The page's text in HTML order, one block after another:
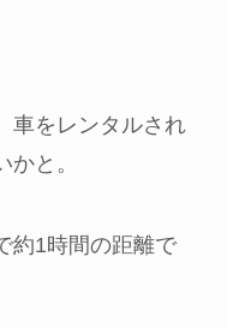
車をレンタルされ
と。
約1時間の距離で